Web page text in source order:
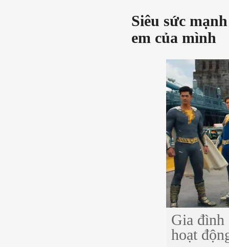
Siêu sức
em của mình
Gia đình
hoạt